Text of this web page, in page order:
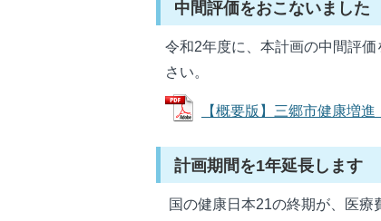
中間評価をおこないました
令和2年度に、本計画の中間評
さい。
【概要版】三郷市健康増
計画期間を1年延長します
国の健康日本21の終期が、医